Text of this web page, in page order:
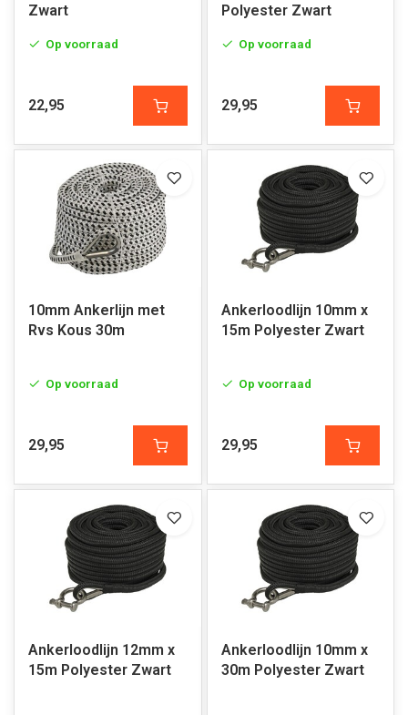
Zwart
Op voorraad
22,95
Polyester Zwart
Op voorraad
29,95
10mm Ankerlijn met
Rvs Kous 30m
Op voorraad
29,95
Ankerloodlijn 10mm x
15m Polyester Zwart
Op voorraad
29,95
Ankerloodlijn 12mm x
15m Polyester Zwart
Ankerloodlijn 10mm x
30m Polyester Zwart